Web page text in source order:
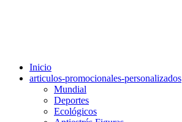
Inicio
articulos-promocionales-personalizados
Mundial
Deportes
Ecológicos